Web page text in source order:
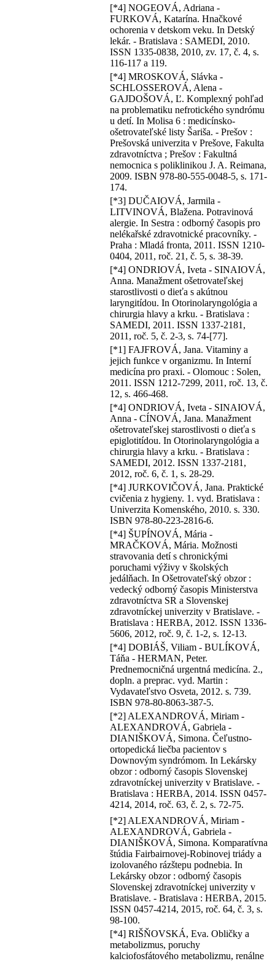
[*4] NOGEOVÁ, Adriana -
FURKOVÁ, Katarína. Hnačkové
ochorenia v detskom veku. In Detský
lekár. - Bratislava : SAMEDI, 2010.
ISSN 1335-0838, 2010, zv. 17, č. 4, s.
116-117 a 119.
[*4] MROSKOVÁ, Slávka -
SCHLOSSEROVÁ, Alena -
GAJDOŠOVÁ, Ľ. Komplexný pohľad
na problematiku nefrotického syndrómu
u detí. In Molisa 6 : medicínsko-
ošetrovateľské listy Šariša. - Prešov :
Prešovská univerzita v Prešove, Fakulta
zdravotníctva ; Prešov : Fakultná
nemocnica s poliklinikou J. A. Reimana,
2009. ISBN 978-80-555-0048-5, s. 171-
174.
[*3] DUČAIOVÁ, Jarmila -
LITVINOVÁ, Blažena. Potravinová
alergie. In Sestra : odborný časopis pro
nelékařské zdravotnické pracovníky. -
Praha : Mladá fronta, 2011. ISSN 1210-
0404, 2011, roč. 21, č. 5, s. 38-39.
[*4] ONDRIOVÁ, Iveta - SINAIOVÁ,
Anna. Manažment ošetrovateľskej
starostlivosti o dieťa s akútnou
laryngitídou. In Otorinolaryngológia a
chirurgia hlavy a krku. - Bratislava :
SAMEDI, 2011. ISSN 1337-2181,
2011, roč. 5, č. 2-3, s. 74-[77].
[*1] FAJFROVÁ, Jana. Vitaminy a
jejich funkce v organizmu. In Interní
medicína pro praxi. - Olomouc : Solen,
2011. ISSN 1212-7299, 2011, roč. 13, č.
12, s. 466-468.
[*4] ONDRIOVÁ, Iveta - SINAIOVÁ,
Anna - CÍNOVÁ, Jana. Manažment
ošetrovateľskej starostlivosti o dieťa s
epiglotitídou. In Otorinolaryngológia a
chirurgia hlavy a krku. - Bratislava :
SAMEDI, 2012. ISSN 1337-2181,
2012, roč. 6, č. 1, s. 28-29.
[*4] JURKOVIČOVÁ, Jana. Praktické
cvičenia z hygieny. 1. vyd. Bratislava :
Univerzita Komenského, 2010. s. 330.
ISBN 978-80-223-2816-6.
[*4] ŠUPÍNOVÁ, Mária -
MRAČKOVÁ, Mária. Možnosti
stravovania detí s chronickými
poruchami výživy v školských
jedálňach. In Ošetrovateľský obzor :
vedecký odborný časopis Ministerstva
zdravotníctva SR a Slovenskej
zdravotníckej univerzity v Bratislave. -
Bratislava : HERBA, 2012. ISSN 1336-
5606, 2012, roč. 9, č. 1-2, s. 12-13.
[*4] DOBIÁŠ, Viliam - BULÍKOVÁ,
Táňa - HERMAN, Peter.
Prednemocničná urgentná medicína. 2.,
dopln. a preprac. vyd. Martin :
Vydavateľstvo Osveta, 2012. s. 739.
ISBN 978-80-8063-387-5.
[*2] ALEXANDROVÁ, Miriam -
ALEXANDROVÁ, Gabriela -
DIANIŠKOVÁ, Simona. Čeľustno-
ortopedická liečba pacientov s
Downovým syndrómom. In Lekársky
obzor : odborný časopis Slovenskej
zdravotníckej univerzity v Bratislave. -
Bratislava : HERBA, 2014. ISSN 0457-
4214, 2014, roč. 63, č. 2, s. 72-75.
[*2] ALEXANDROVÁ, Miriam -
ALEXANDROVÁ, Gabriela -
DIANIŠKOVÁ, Simona. Komparatívna
štúdia Fairbairnovej-Robinovej triády a
izolovaného rázštepu podnebia. In
Lekársky obzor : odborný časopis
Slovenskej zdravotníckej univerzity v
Bratislave. - Bratislava : HERBA, 2015.
ISSN 0457-4214, 2015, roč. 64, č. 3, s.
98-100.
[*4] RIŠŇOVSKÁ, Eva. Obličky a
metabolizmus, poruchy
kalciofosfátového metabolizmu, renálne